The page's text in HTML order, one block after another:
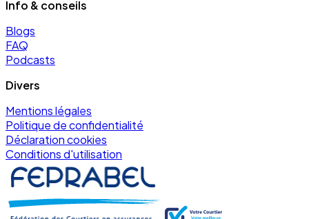
Info & conseils
Blogs
FAQ
Podcasts
Divers
Mentions légales
Politique de confidentialité
Déclaration cookies
Conditions d'utilisation